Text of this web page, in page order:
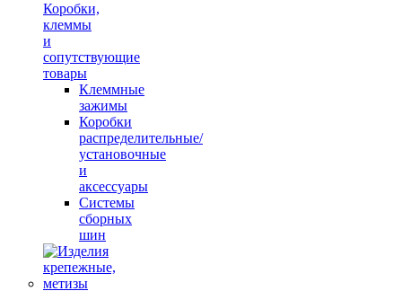
Коробки,
клеммы
и
сопутствующие
товары
Клеммные
зажимы
Коробки
распределительные/
установочные
и
аксессуары
Системы
сборных
шин